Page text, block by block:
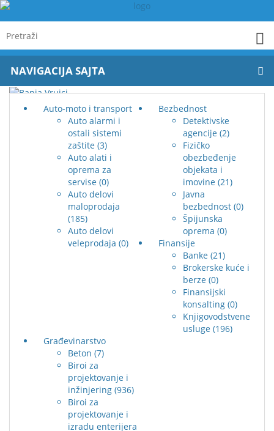
NAVIGACIJA SAJTA
Auto-moto i transport
Auto alarmi i
ostali sistemi
zaštite (3)
Auto alati i
oprema za
servise (0)
Auto delovi
maloprodaja
(185)
Auto delovi
veleprodaja (0)
Bezbednost
Detektivske
agencije (2)
Fizičko
obezbeđenje
objekata i
imovine (21)
Javna
bezbednost (0)
Špijunska
oprema (0)
Finansije
Banke (21)
Brokerske kuće i
berze (0)
Finansijski
konsalting (0)
Knjigovodstvene
usluge (196)
Građevinarstvo
Beton (7)
Biroi za
projektovanje i
inžinjering (936)
Biroi za
projektovanje i
izradu enterijera